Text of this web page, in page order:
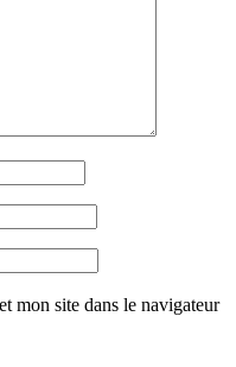
mon site dans le navigateur